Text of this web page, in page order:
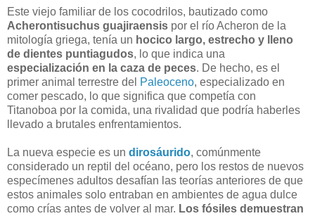
Este viejo familiar de los cocodrilos, bautizado como
Acherontisuchus guajiraensis por el río Acheron de la
mitología griega, tenía un hocico largo, estrecho y lleno
de dientes puntiagudos, lo que indica una
especialización en la caza de peces. De hecho, es el
primer animal terrestre del Paleoceno, especializado en
comer pescado, lo que significa que competía con
Titanoboa por la comida, una rivalidad que podría haberles
llevado a brutales enfrentamientos.
La nueva especie es un dirosáurido, comúnmente
considerado un reptil del océano, pero los restos de nuevos
especímenes adultos desafían las teorías anteriores de que
estos animales solo entraban en ambientes de agua dulce
como crías antes de volver al mar. Los fósiles demuestran